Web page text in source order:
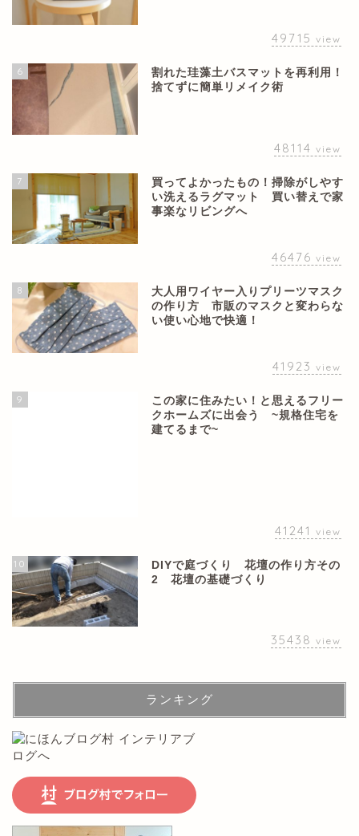
49715 view
6
割れた珪藻土バスマットを再利用！
捨てずに簡単リメイク術
48114 view
7
買ってよかったもの！掃除がしやす
い洗えるラグマット 買い替えで家
事楽なリビングへ
46476 view
8
大人用ワイヤー入りプリーツマスク
の作り方 市販のマスクと変わらな
い使い心地で快適！
41923 view
9
この家に住みたい！と思えるフリー
クホームズに出会う ~規格住宅を
建てるまで~
41241 view
10
DIYで庭づくり 花壇の作り方その
2 花壇の基礎づくり
35438 view
ランキング